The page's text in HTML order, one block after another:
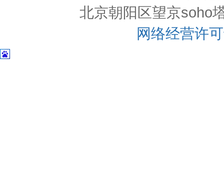
北京朝阳区望京soho
网络经营许